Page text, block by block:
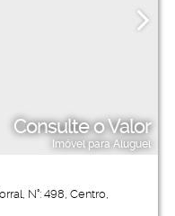
Consulte o Valor
Imóvel para Aluguel
, N°: 498, Centro,